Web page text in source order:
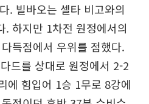
. 빌바오는 셀타 비고와의
하지만 1차전 원정에서의
득점에서 우위를 점했다.
드를 상대로 원정에서 2-2
에 힘입어 1승 1무로 8강에